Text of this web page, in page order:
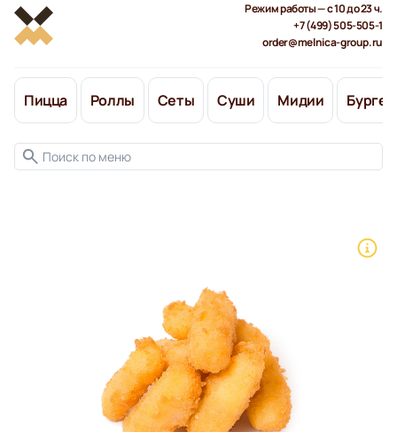
Режим работы — с 10 до 23 ч.
+7 (499) 505-505-1
order@melnica-group.ru
Пицца Роллы Сеты Суши Мидии